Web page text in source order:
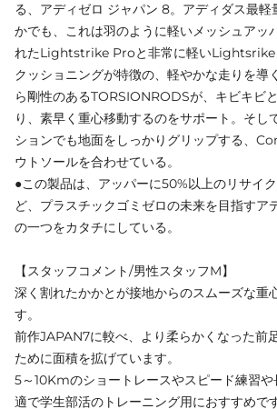
る、アディゼロ ジャパン 8。アディダス最軽
かでも、これは羽のように軽いメッシュアッ
れたLightstrike Proと非常に軽いLightsrike
クッショニングが特徴の、軽やかな走りを導
ら剛性のあるTORSIONRODSが、キビキビ
り、素早く重心移動するのをサポート。そし
ションでも地面をしっかりグリップする、
ウトソールを合わせている。
●この製品は、アッパーに50%以上のリサイ
ど、プラスチックゴミゼロの未来を目指すア
の一つをカタチにしている。
【スタッフコメント/男性スタッフM】
深く割れたかかとが接地からのスムーズな重
す。
前作JAPAN7に較べ、より柔らかくなった前
ために面積を拡げています。
5～10Kmのショートレースやスピード練習
適で学生部活のトレーニング用におすすめです